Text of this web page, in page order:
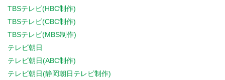
TBSテレビ(HBC制作)
TBSテレビ(CBC制作)
TBSテレビ(MBS制作)
テレビ朝日
テレビ朝日(ABC制作)
テレビ朝日(静岡朝日テレビ制作)